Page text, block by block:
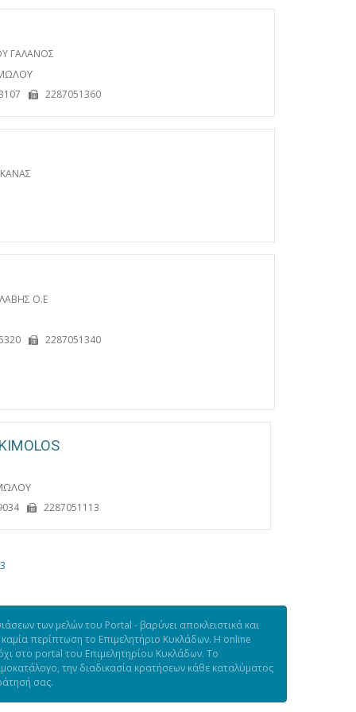
ΓΑΛΑΝΟΣ
2287051360
Ο.Ε
2287051340
2287051113
3
των μελών του Portal - βαρύνει αποκλειστικά και
περίπτωση το Επιμελητήριο Κυκλάδων. Η online
στο portal του Επιμελητηρίου Κυκλάδων. Το
την διαδικασία κρατήσεων κάθε καταλύματος
σας.